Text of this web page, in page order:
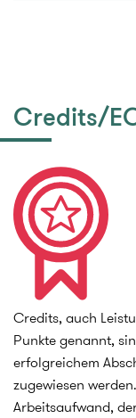
Credits/
Credits, auch
Punkte genannt,
erfolgreichem
zugewiesen
Arbeitsaufwand,